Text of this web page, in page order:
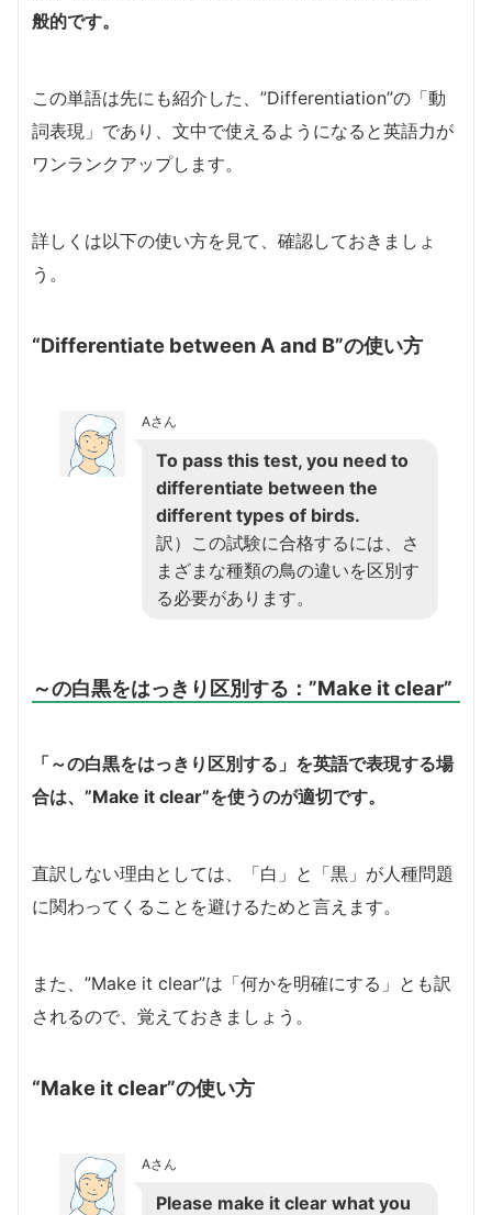
般的です。
この単語は先にも紹介した、”Differentiation”の「動
詞表現」であり、文中で使えるようになると英語力が
ワンランクアップします。
詳しくは以下の使い方を見て、確認しておきましょ
う。
“Differentiate between A and B”の使い方
Aさん
To pass this test, you need to
differentiate between the
different types of birds.
訳）この試験に合格するには、さ
まざまな種類の鳥の違いを区別す
る必要があります。
～の白黒をはっきり区別する：”Make it clear”
「～の白黒をはっきり区別する」を英語で表現する場
合は、”Make it clear”を使うのが適切です。
直訳しない理由としては、「白」と「黒」が人種問題
に関わってくることを避けるためと言えます。
また、”Make it clear”は「何かを明確にする」とも訳
されるので、覚えておきましょう。
“Make it clear”の使い方
Aさん
Please make it clear what you